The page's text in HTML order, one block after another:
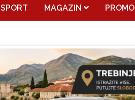
SPORT MAGAZIN PROMO